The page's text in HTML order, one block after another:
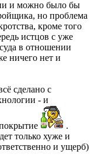
и можно было бы
но проблема
кроме того
истцов с уже
в отношении
ничего нет и
сделано с
- и
.
только хуже и
и ущерб)